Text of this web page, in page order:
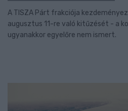
A TISZA Párt frakciója
augusztus 11-re való kitűzését - a
ugyanakkor egyelőre nem ismert.